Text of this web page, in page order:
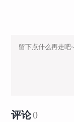
评论0